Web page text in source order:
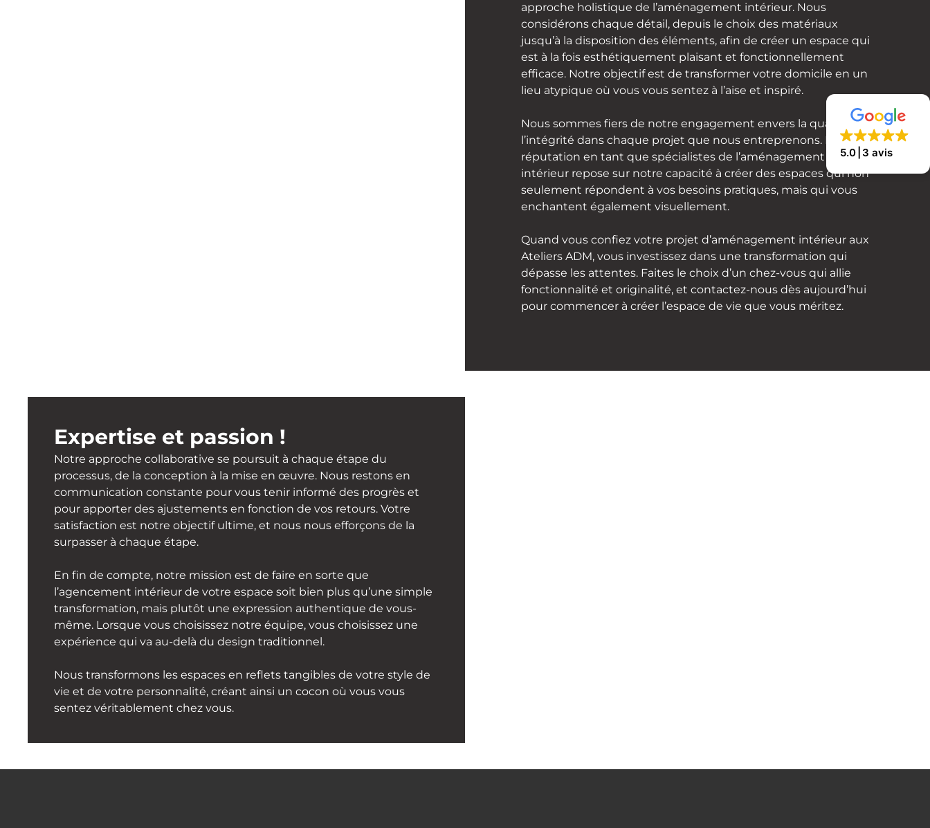
approche holistique de l’aménagement intérieur. Nous
considérons chaque détail, depuis le choix des matériaux
jusqu’à la disposition des éléments, afin de créer un espace qui
est à la fois esthétiquement plaisant et fonctionnellement
efficace. Notre objectif est de transformer votre domicile en un
lieu atypique où vous vous sentez à l’aise et inspiré.
Nous sommes fiers de notre engagement envers la qualité et
l’intégrité dans chaque projet que nous entreprenons. Notre
réputation en tant que spécialistes de l’aménagement
intérieur repose sur notre capacité à créer des espaces qui non
seulement répondent à vos besoins pratiques, mais qui vous
enchantent également visuellement.
Quand vous confiez votre projet d’aménagement intérieur aux
Ateliers ADM, vous investissez dans une transformation qui
dépasse les attentes. Faites le choix d’un chez-vous qui allie
fonctionnalité et originalité, et contactez-nous dès aujourd’hui
pour commencer à créer l’espace de vie que vous méritez.
Expertise et passion !
Notre approche collaborative se poursuit à chaque étape du
processus, de la conception à la mise en œuvre. Nous restons en
communication constante pour vous tenir informé des progrès et
pour apporter des ajustements en fonction de vos retours. Votre
satisfaction est notre objectif ultime, et nous nous efforçons de la
surpasser à chaque étape.
En fin de compte, notre mission est de faire en sorte que
l’agencement intérieur de votre espace soit bien plus qu’une simple
transformation, mais plutôt une expression authentique de vous-
même. Lorsque vous choisissez notre équipe, vous choisissez une
expérience qui va au-delà du design traditionnel.
Nous transformons les espaces en reflets tangibles de votre style de
vie et de votre personnalité, créant ainsi un cocon où vous vous
sentez véritablement chez vous.
5.0 3 avis